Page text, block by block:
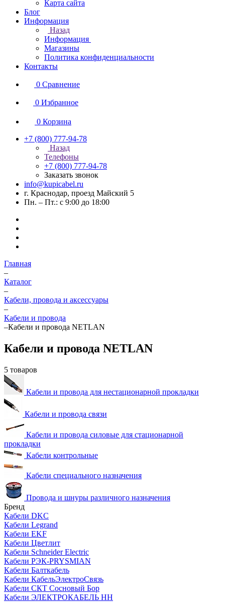
Карта сайта
Блог
Информация
Назад
Информация
Магазины
Политика конфиденциальности
Контакты
0 Сравнение
0 Избранное
0 Корзина
+7 (800) 777-94-78
Назад
Телефоны
+7 (800) 777-94-78
Заказать звонок
info@kupicabel.ru
г. Краснодар, проезд Майский 5
Пн. – Пт.: с 9:00 до 18:00
Главная
–
Каталог
–
Кабели, провода и аксессуары
–
Кабели и провода
–Кабели и провода NETLAN
Кабели и провода NETLAN
5 товаров
Кабели и провода для нестационарной прокладки
Кабели и провода связи
Кабели и провода силовые для стационарной
прокладки
Кабели контрольные
Кабели специального назначения
Провода и шнуры различного назначения
Бренд
Кабели DKC
Кабели Legrand
Кабели EKF
Кабели Цветлит
Кабели Schneider Electric
Кабели РЭК-PRYSMIAN
Кабели Балткабель
Кабели КабельЭлектроСвязь
Кабели СКТ Сосновый Бор
Кабели ЭЛЕКТРОКАБЕЛЬ НН